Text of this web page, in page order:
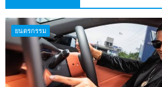
ยนตรกรรม